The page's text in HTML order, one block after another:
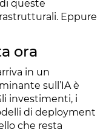
queste
Eppure
ora
in un
sull’IA è
investimenti, i
di deployment
che resta